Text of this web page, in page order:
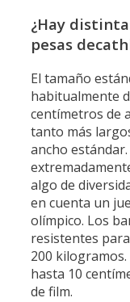
¿Hay
pesas
El tamaño
habitualmente
centímetros de
tanto más
ancho
algo de
en cuenta un
olímpico. Los
resistentes
200
hasta 10
de film.